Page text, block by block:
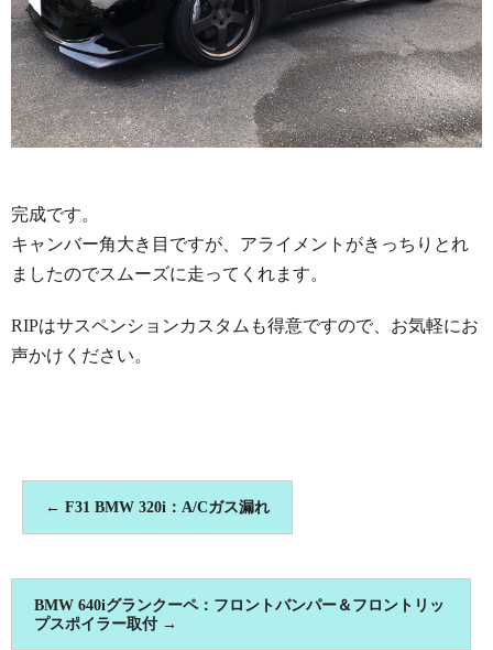
完成です。
キャンバー角大き目ですが、アライメントがきっちりとれ
ましたのでスムーズに走ってくれます。
RIPはサスペンションカスタムも得意ですので、お気軽にお
声かけください。
← F31 BMW 320i：A/Cガス漏れ
BMW 640iグランクーペ：フロントバンパー＆フロントリッ
プスポイラー取付 →